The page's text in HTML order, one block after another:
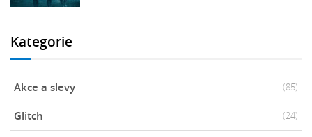
Kategorie
Akce a slevy (85)
Glitch (24)